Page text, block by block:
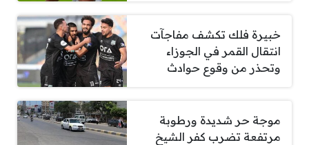
خبيرة فلك تكشف مفاجآت
انتقال القمر في الجوزاء
وتحذر من وقوع حوادث
موجة حر شديدة ورطوبة
مرتفعة تضرب كفر الشيخ